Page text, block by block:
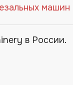
машин
в России.